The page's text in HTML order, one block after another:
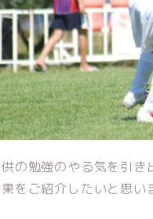
の勉強のやる気を引
をご紹介したいと思い